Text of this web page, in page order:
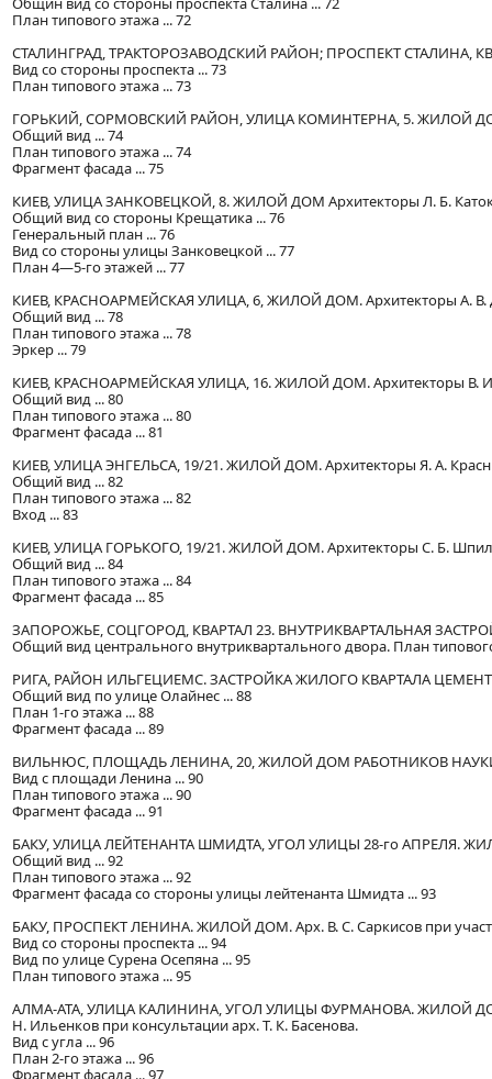
План типового этажа ... 72
СТАЛИНГРАД, ТРАКТОРОЗАВОДСКИЙ РАЙОН; ПРОСПЕКТ СТАЛИНА,
Вид со стороны проспекта ... 73
План типового этажа ... 73
ГОРЬКИЙ, СОРМОВСКИЙ РАЙОН, УЛИЦА КОМИНТЕРНА, 5. ЖИЛОЙ
Общий вид ... 74
План типового этажа ... 74
Фрагмент фасада ... 75
КИЕВ, УЛИЦА ЗАНКОВЕЦКОЙ, 8. ЖИЛОЙ ДОМ Архитекторы Л. Б.
Общий вид со стороны Крещатика ... 76
Генеральный план ... 76
Вид со стороны улицы Занковецкой ... 77
План 4—5-го этажей ... 77
КИЕВ, КРАСНОАРМЕЙСКАЯ УЛИЦА, 6, ЖИЛОЙ ДОМ. Архитекторы А. В.
Общий вид ... 78
План типового этажа ... 78
Эркер ... 79
КИЕВ, КРАСНОАРМЕЙСКАЯ УЛИЦА, 16. ЖИЛОЙ ДОМ. Архитекторы В.
Общий вид ... 80
План типового этажа ... 80
Фрагмент фасада ... 81
КИЕВ, УЛИЦА ЭНГЕЛЬСА, 19/21. ЖИЛОЙ ДОМ. Архитекторы Я. А.
Общий вид ... 82
План типового этажа ... 82
Вход ... 83
КИЕВ, УЛИЦА ГОРЬКОГО, 19/21. ЖИЛОЙ ДОМ. Архитекторы С. Б.
Общий вид ... 84
План типового этажа ... 84
Фрагмент фасада ... 85
ЗАПОРОЖЬЕ, СОЦГОРОД, КВАРТАЛ 23. ВНУТРИКВАРТАЛЬНАЯ
Общий вид центрального внутриквартального двора. План
РИГА, РАЙОН ИЛЬГЕЦИЕМС. ЗАСТРОЙКА ЖИЛОГО КВАРТАЛА
Общий вид по улице Олайнес ... 88
План 1-го этажа ... 88
Фрагмент фасада ... 89
ВИЛЬНЮС, ПЛОЩАДЬ ЛЕНИНА, 20, ЖИЛОЙ ДОМ РАБОТНИКОВ НАУКИ.
Вид с площади Ленина ... 90
План типового этажа ... 90
Фрагмент фасада ... 91
БАКУ, УЛИЦА ЛЕЙТЕНАНТА ШМИДТА, УГОЛ УЛИЦЫ 28-го АПРЕЛЯ.
Общий вид ... 92
План типового этажа ... 92
Фрагмент фасада со стороны улицы лейтенанта Шмидта ... 93
БАКУ, ПРОСПЕКТ ЛЕНИНА. ЖИЛОЙ ДОМ. Арх. В. С. Саркисов при
Вид со стороны проспекта ... 94
Вид по улице Сурена Осепяна ... 95
План типового этажа ... 95
АЛМА-АТА, УЛИЦА КАЛИНИНА, УГОЛ УЛИЦЫ ФУРМАНОВА. ЖИЛОЙ
Н. Ильенков при консультации арх. Т. К. Басенова.
Вид с угла ... 96
План 2-го этажа ... 96